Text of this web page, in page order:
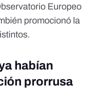
Europeo
promocionó la
habían
prorrusa